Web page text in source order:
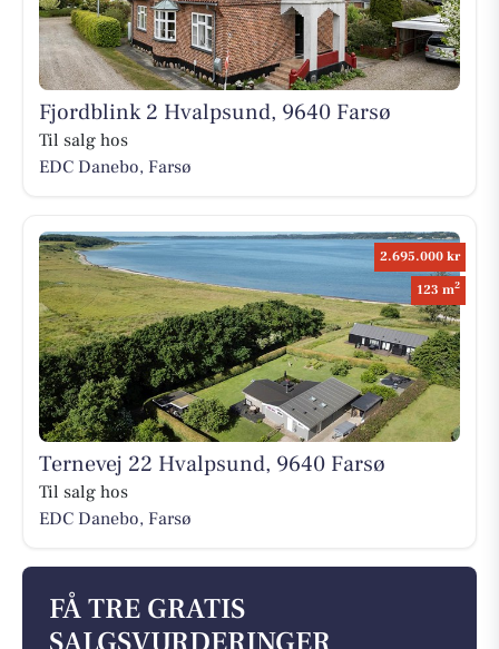
Fjordblink 2 Hvalpsund, 9640 Farsø
Til salg hos
EDC Danebo, Farsø
2.695.000 kr
123 m2
Ternevej 22 Hvalpsund, 9640 Farsø
Til salg hos
EDC Danebo, Farsø
FÅ TRE GRATIS